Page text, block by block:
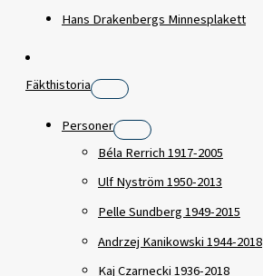
Hans Drakenbergs Minnesplakett
Fäkthistoria
Personer
Béla Rerrich 1917-2005
Ulf Nyström 1950-2013
Pelle Sundberg 1949-2015
Andrzej Kanikowski 1944-2018
Kaj Czarnecki 1936-2018